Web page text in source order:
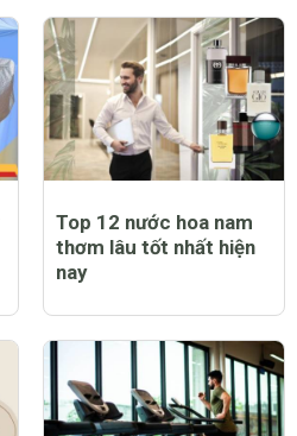
Top 12 nước hoa nam
thơm lâu tốt nhất hiện
nay